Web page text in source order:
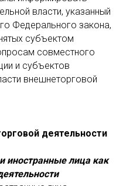
власти, указанный
Федерального закона,
субъектом
совместного
и субъектов
внешнеторговой
деятельности
иностранные лица как